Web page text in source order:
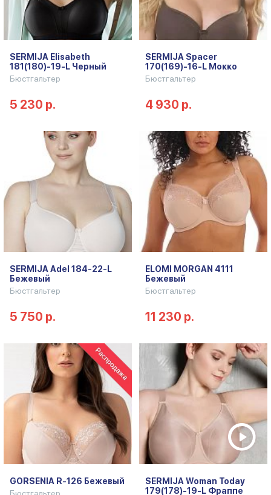
SERMIJA Elisabeth
181(180)-19-L Черный
Бюстгальтер
5 230 р.
SERMIJA Spacer
170(169)-16-L Мокко
Бюстгальтер
4 930 р.
SERMIJA Adel 184-22-L
Бежевый
Бюстгальтер
5 750 р.
ELOMI MORGAN 4111
Бежевый
Бюстгальтер
11 230 р.
GORSENIA R-126 Бежевый
SERMIJA Woman Today
179(178)-19-L Фраппе